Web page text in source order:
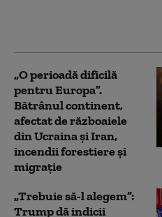
„O perioadă dificilă
pentru Europa”.
Bătrânul continent,
afectat de războaiele
din Ucraina și Iran,
incendii forestiere și
migrație
„Trebuie să-l alegem”:
Trump dă indicii